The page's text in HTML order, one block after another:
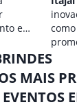
e
MAIS